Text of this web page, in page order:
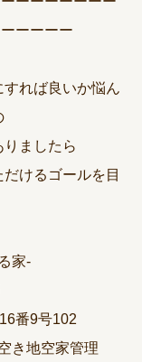
ーーーー
れば良いか悩ん
ましたら
けるゴールを目
家-
番9号102
地空家管理